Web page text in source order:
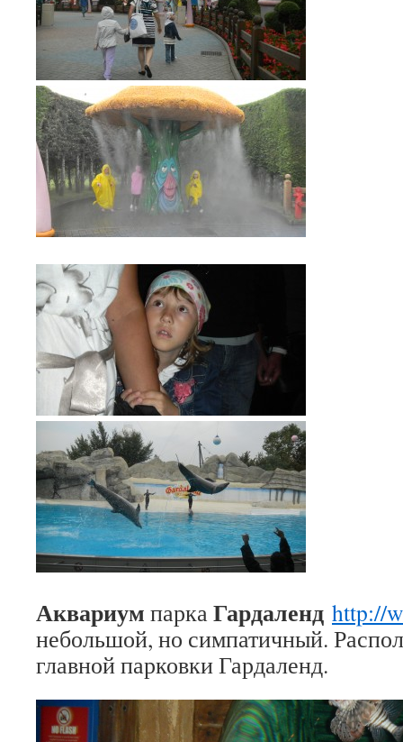
Аквариум парка Гардаленд http://
небольшой, но симпатичный.
главной парковки Гардаленд.